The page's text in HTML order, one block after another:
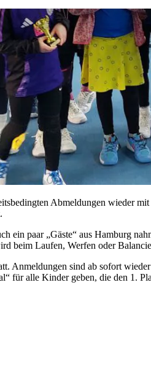
zu personalisieren,
Außerdem geben wir
Werbung und Analysen
die Sie ihnen bereitgestellt
Einstellungen können jederzeit
Abmeldungen wieder
ein paar „Gäste“ aus Hamburg
beim Laufen, Werfen oder
Anmeldungen sind ab sofort
für alle Kinder geben, die den 1.